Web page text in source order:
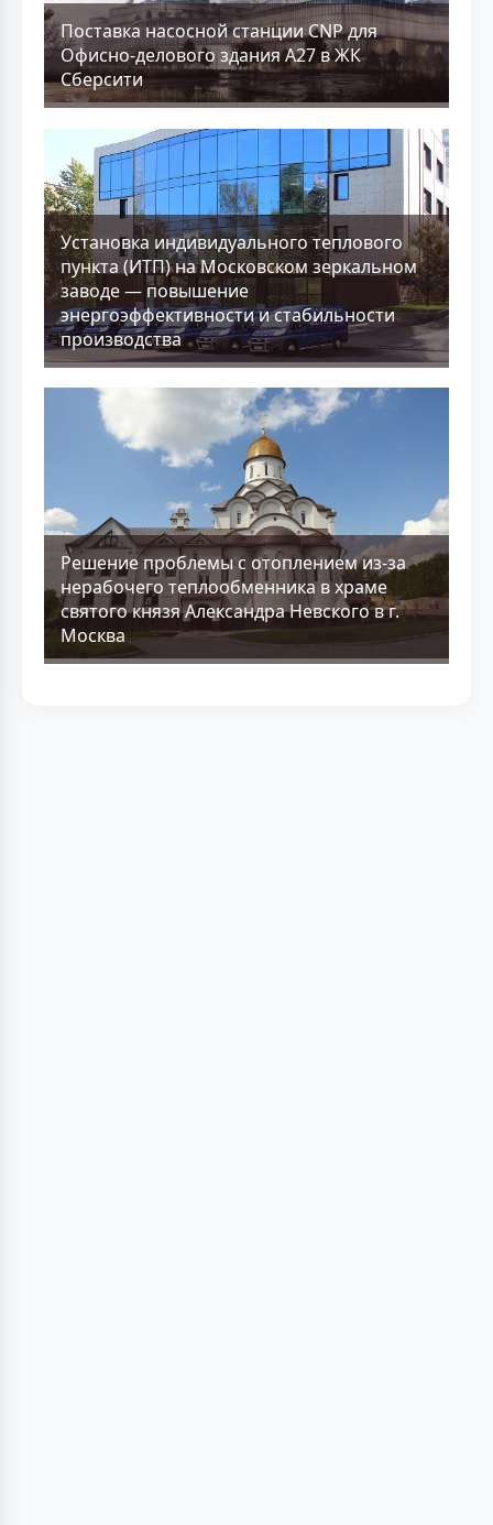
Поставка насосной станции CNP для
Офисно-делового здания А27 в ЖК
Сберсити
Установка индивидуального теплового
пункта (ИТП) на Московском зеркальном
заводе — повышение
энергоэффективности и стабильности
производства
Решение проблемы с отоплением из-за
нерабочего теплообменника в храме
святого князя Александра Невского в г.
Москва